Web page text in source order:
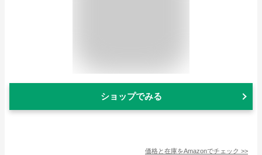
ショップでみる
価格と在庫をAmazonでチェック >>